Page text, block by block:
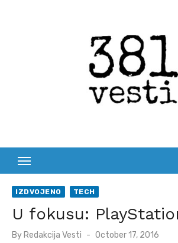
IZDVOJENO TECH
U fokusu:
By Redakcija Vesti
Posted
October 17, 2016